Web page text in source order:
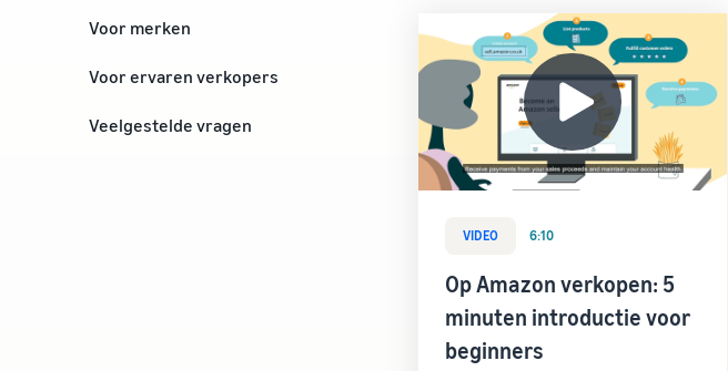
Voor merken
Voor ervaren verkopers
niveau
Veelgestelde vragen
VIDEO 6:10
Op Amazon verkopen: 5
minuten introductie voor
beginners